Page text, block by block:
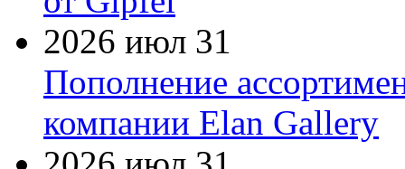
2026 июл 31
Пополнение
компании Elan Gallery